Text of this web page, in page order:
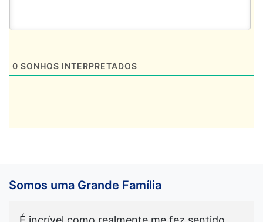
0 SONHOS INTERPRETADOS
Somos uma Grande Família